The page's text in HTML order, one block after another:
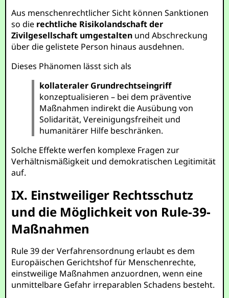
Aus menschenrechtlicher Sicht können Sanktionen
so die rechtliche Risikolandschaft der
Zivilgesellschaft umgestalten und Abschreckung
über die gelistete Person hinaus ausdehnen.
Dieses Phänomen lässt sich als
kollateraler Grundrechtseingriff
konzeptualisieren – bei dem präventive
Maßnahmen indirekt die Ausübung von
Solidarität, Vereinigungsfreiheit und
humanitärer Hilfe beschränken.
Solche Effekte werfen komplexe Fragen zur
Verhältnismäßigkeit und demokratischen Legitimität
auf.
IX. Einstweiliger Rechtsschutz
und die Möglichkeit von Rule-39-
Maßnahmen
Rule 39 der Verfahrensordnung erlaubt es dem
Europäischen Gerichtshof für Menschenrechte,
einstweilige Maßnahmen anzuordnen, wenn eine
unmittelbare Gefahr irreparablen Schadens besteht.